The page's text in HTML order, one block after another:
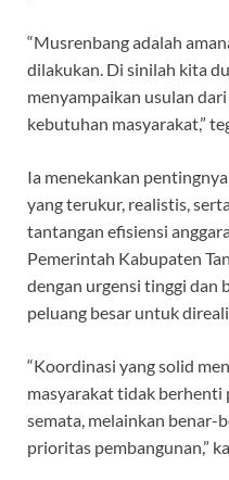
“Musrenbang adalah
dilakukan. Di sinilah kita
menyampaikan usulan
kebutuhan masyarakat,”
Ia menekankan
yang terukur, realistis,
tantangan efisiensi
Pemerintah Kabupaten
dengan urgensi tinggi dan
peluang besar untuk
“Koordinasi yang solid
masyarakat tidak berhenti
semata, melainkan benar-
prioritas pembangunan,”